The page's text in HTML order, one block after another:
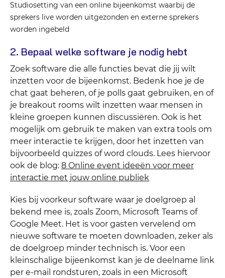
Studiosetting van een online bijeenkomst waarbij de
sprekers live worden uitgezonden en externe sprekers
worden ingebeld
2. Bepaal welke software je nodig hebt
Zoek software die alle functies bevat die jij wilt
inzetten voor de bijeenkomst. Bedenk hoe je de
chat gaat beheren, of je polls gaat gebruiken, en of
je breakout rooms wilt inzetten waar mensen in
kleine groepen kunnen discussiëren. Ook is het
mogelijk om gebruik te maken van extra tools om
meer interactie te krijgen, door het inzetten van
bijvoorbeeld quizzes of word clouds. Lees hiervoor
ook de blog: 8 Online event ideeën voor meer
interactie met jouw online publiek
Kies bij voorkeur software waar je doelgroep al
bekend mee is, zoals Zoom, Microsoft Teams of
Google Meet. Het is voor gasten vervelend om
nieuwe software te moeten downloaden, zeker als
de doelgroep minder technisch is. Voor een
kleinschalige bijeenkomst kan je de deelname link
per e-mail rondsturen, zoals in een Microsoft